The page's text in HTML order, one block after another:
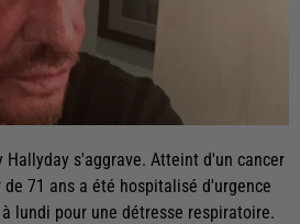
Hallyday s'aggrave. Atteint d'un cancer
71 ans a été hospitalisé d'urgence
lundi pour une détresse respiratoire.